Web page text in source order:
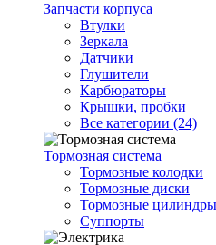
Запчасти корпуса
Втулки
Зеркала
Датчики
Глушители
Карбюраторы
Крышки, пробки
Все категории (24)
Тормозная система
Тормозные колодки
Тормозные диски
Тормозные цилиндры
Суппорты